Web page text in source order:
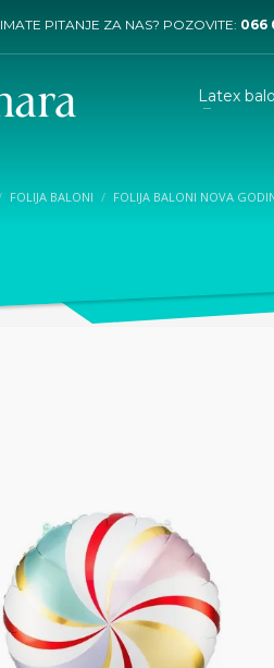
IMATE PITANJE ZA NAS? POZOVITE: 066
Latex
FOLIJA BALONI FOLIJA BALONI NOVA